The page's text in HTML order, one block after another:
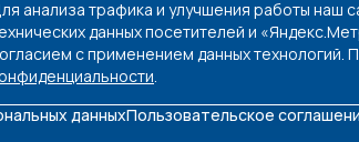
данныхПользовательское
анализа трафика и улучшения работы наш
данных посетителей и
с применением данных технологий.
.